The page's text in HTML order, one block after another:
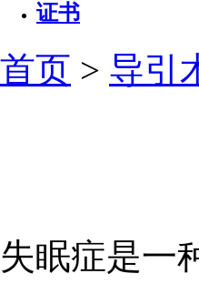
证书
首页 > 导引
失眠症是一